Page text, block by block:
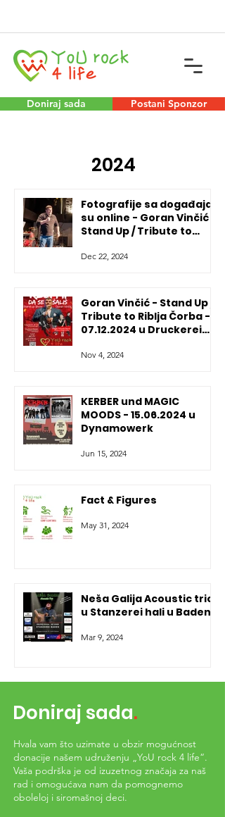
Doniraj sada Postani Sponzor
2024
Fotografije sa događaja
su online - Goran Vinčić -
Stand Up / Tribute to
u Druckerei Baden
Dec 22, 2024
Goran Vinčić - Stand Up /
Tribute to Riblja Čorba -
07.12.2024 u Druckerei
Nov 4, 2024
KERBER und MAGIC
MOODS - 15.06.2024 u
Dynamowerk
Jun 15, 2024
Fact & Figures
May 31, 2024
Neša Galija Acoustic trio
u Stanzerei hali u Badenu
Mar 9, 2024
Doniraj sada.
Hvala vam što uzimate u obzir mogućnost
donacije našem udruženju „YoU rock 4 life“.
Vaša podrška je od izuzetnog značaja za naš
rad i omogućava nam da pomognemo
oboleloj i siromašnoj deci.